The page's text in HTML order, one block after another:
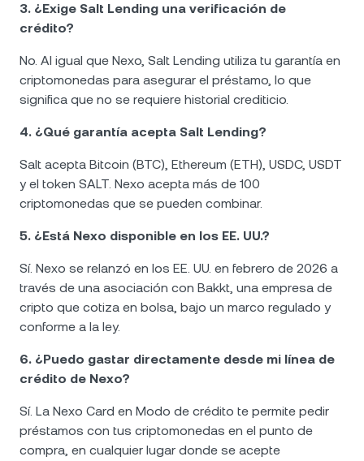
3. ¿Exige Salt Lending una verificación de
crédito?
No. Al igual que Nexo, Salt Lending utiliza tu garantía en
criptomonedas para asegurar el préstamo, lo que
significa que no se requiere historial crediticio.
4. ¿Qué garantía acepta Salt Lending?
Salt acepta Bitcoin (BTC), Ethereum (ETH), USDC, USDT
y el token SALT. Nexo acepta más de 100
criptomonedas que se pueden combinar.
5. ¿Está Nexo disponible en los EE. UU.?
Sí. Nexo se relanzó en los EE. UU. en febrero de 2026 a
través de una asociación con Bakkt, una empresa de
cripto que cotiza en bolsa, bajo un marco regulado y
conforme a la ley.
6. ¿Puedo gastar directamente desde mi línea de
crédito de Nexo?
Sí. La Nexo Card en Modo de crédito te permite pedir
préstamos con tus criptomonedas en el punto de
compra, en cualquier lugar donde se acepte